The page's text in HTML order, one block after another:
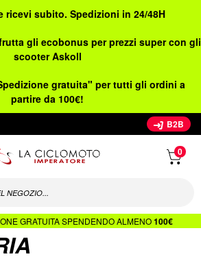
ricevi subito. Spedizioni in 24/48H
gli ecobonus per prezzi super con gli
scooter Askoll
gratuita" per tutti gli ordini a
partire da 100€!
B2B
GRATUITA SPENDENDO ALMENO100€